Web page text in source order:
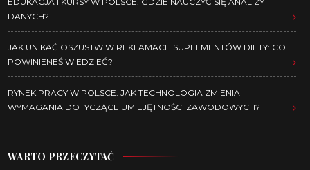
DANYCH?
JAK UNIKAĆ OSZUSTW W REKLAMACH SUPLEMENTÓW DIETY: CO
POWINIENEŚ WIEDZIEĆ?
RYNEK PRACY W POLSCE: JAK TECHNOLOGIA ZMIENIA
WYMAGANIA DOTYCZĄCE UMIEJĘTNOŚCI ZAWODOWYCH?
WARTO PRZECZYTAĆ